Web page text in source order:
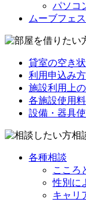
パソコ
ムーブフェ
貸室の空き
利用申込み
施設利用上
各施設使用
設備・器具
相
各種相談
こころ
性別に
キャリ